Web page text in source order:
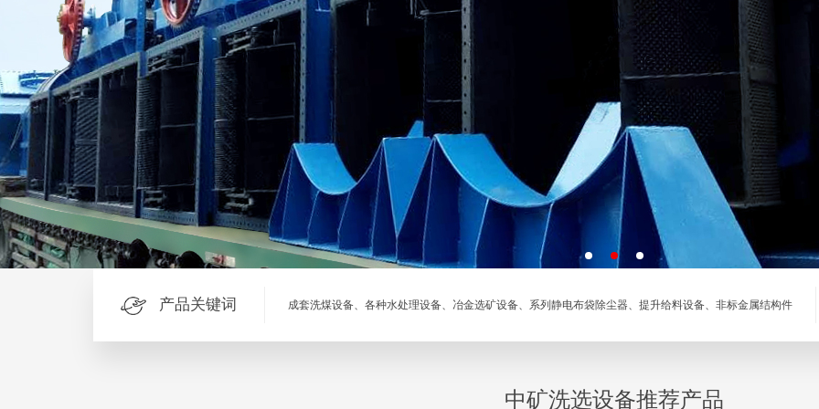
产品关键词 成套洗煤设备、各种水处理设备、冶金选矿设备、系列静电布袋除尘器、提升给料设备、非标金属结构件
中矿洗选设备推荐产品